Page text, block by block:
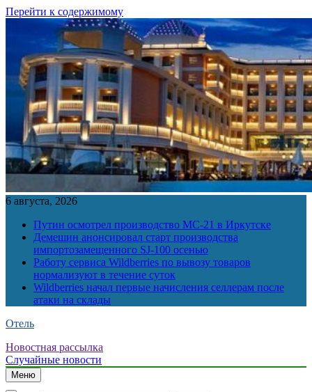
Перейти к содержимому
6 августа, 2026
Путин осмотрел производство МС-21 в Иркутске
Демешин анонсировал старт производства
импортозамещенного SJ-100 осенью
Работу сервиса Wildberries по вывозу товаров
нормализуют в течение суток
Wildberries начал первые начисления селлерам после
атаки на склады
Отель
Новостная рассылка
Случайные новости
Меню